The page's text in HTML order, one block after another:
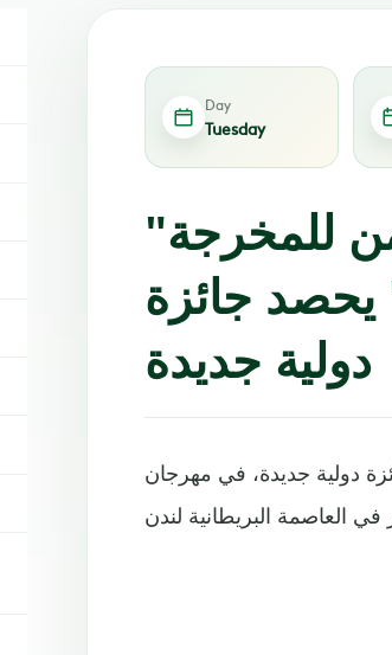
Day
Tuesday
"وما جاء الفجر" فيلم عن اليمن للمخرجة
يحصد جائزة
دولية جديدة
دولية جديدة، في مهرجان